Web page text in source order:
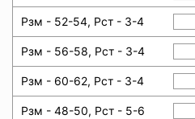
Рзм - 52-54, Рст - 3-4
Рзм - 56-58, Рст - 3-4
Рзм - 60-62, Рст - 3-4
Рзм - 48-50, Рст - 5-6